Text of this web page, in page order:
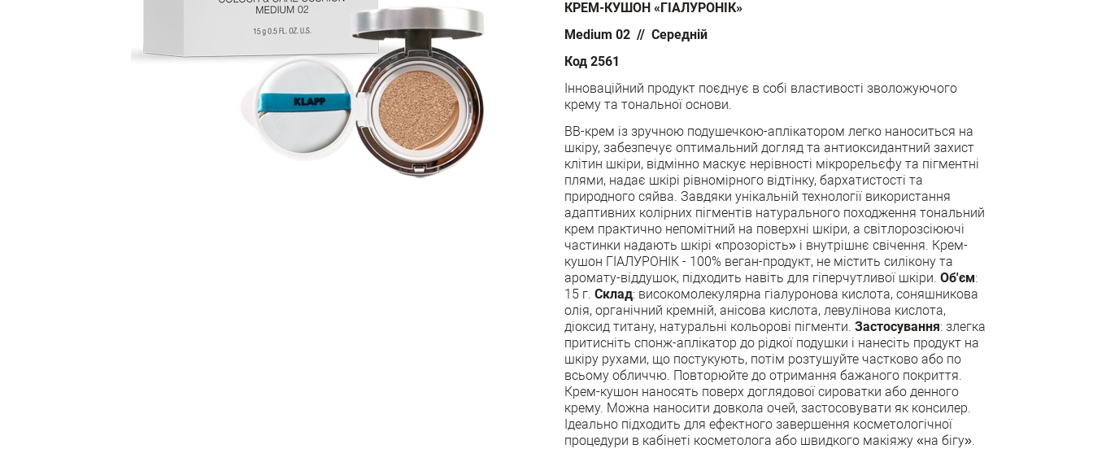
КРЕМ-КУШОН «ГІАЛУРОНІК»
Medium 02 // Середній
Код 2561
Інноваційний продукт поєднує в собі властивості зволожуючого
крему та тональної основи.
ВВ-крем із зручною подушечкою-аплікатором легко наноситься на
шкіру, забезпечує оптимальний догляд та антиоксидантний захист
клітин шкіри, відмінно маскує нерівності мікрорельєфу та пігментні
плями, надає шкірі рівномірного відтінку, бархатистості та
природного сяйва. Завдяки унікальній технології використання
адаптивних колірних пігментів натурального походження тональний
крем практично непомітний на поверхні шкіри, а світлорозсіюючі
частинки надають шкірі «прозорість» і внутрішнє свічення. Крем-
кушон ГІАЛУРОНІК - 100% веган-продукт, не містить силікону та
аромату-віддушок, підходить навіть для гіперчутливої ​​шкіри. Об'єм:
15 г. Склад: високомолекулярна гіалуронова кислота, соняшникова
олія, органічний кремній, анісова кислота, левулінова кислота,
діоксид титану, натуральні кольорові пігменти. Застосування: злегка
притисніть спонж-аплікатор до рідкої подушки і нанесіть продукт на
шкіру рухами, що постукують, потім розтушуйте частково або по
всьому обличчю. Повторюйте до отримання бажаного покриття.
Крем-кушон наносять поверх доглядової сироватки або денного
крему. Можна наносити довкола очей, застосовувати як консилер.
Ідеально підходить для ефектного завершення косметологічної
процедури в кабінеті косметолога або швидкого макіяжу «на бігу».